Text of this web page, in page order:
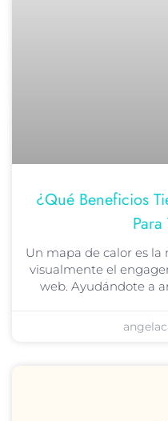
¿Qué Beneficios
Un mapa de calor es
visualmente el
web. Ayudándote a